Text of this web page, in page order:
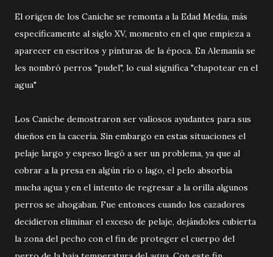
El origen de los Caniche se remonta a la Edad Media, más
específicamente al siglo XV, momento en el que empieza a
aparecer en escritos y pinturas de la época. En Alemania se
les nombró perros "pudel", lo cual significa "chapotear en el
agua"
Los Caniche demostraron ser valiosos ayudantes para sus
dueños en la cacería. Sin embargo en estas situaciones el
pelaje largo y espeso llegó a ser un problema, ya que al
cobrar a la presa en algún río o lago, el pelo absorbía
mucha agua y en el intento de regresar a la orilla algunos
perros se ahogaban. Fue entonces cuando los cazadores
decidieron eliminar el exceso de pelaje, dejándoles cubierta
la zona del pecho con el fin de proteger el cuerpo del